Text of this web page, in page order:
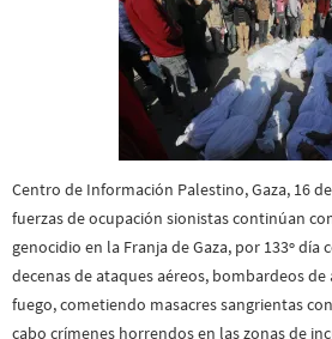
Centro de Información Palestino, Gaza, 16
fuerzas de ocupación sionistas continúan
genocidio en la Franja de Gaza, por 133º día
decenas de ataques aéreos, bombardeos
fuego, cometiendo masacres sangrientas
cabo crímenes horrendos en las zonas de